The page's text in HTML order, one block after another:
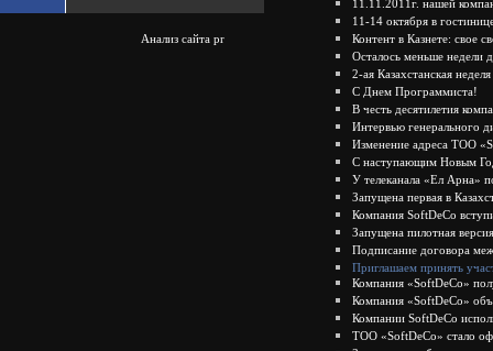
11.11.2011г. нашей
11-14 октября в
Контент в Казнете: свое
Осталось меньше недели
2-ая Казахстанская
С Днем Программиста!
В честь десятилетия
Интервью генерального
Изменение адреса ТОО
С наступающим Новым
У телеканала «Ел Арна»
Запущена первая в
Компания SoftDeCo
Запущена пилотная
Подписание договора
Приглашаем принять
Компания «SoftDeCo»
Компания «SoftDeCo»
Компании SoftDeCo
ТОО «SoftDeCo» стало